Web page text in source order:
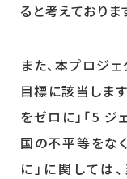
ると考えておりま
また、本プロジ
目標に該当します
をゼロに」「5 ジ
国の不平等をな
に」に関しては